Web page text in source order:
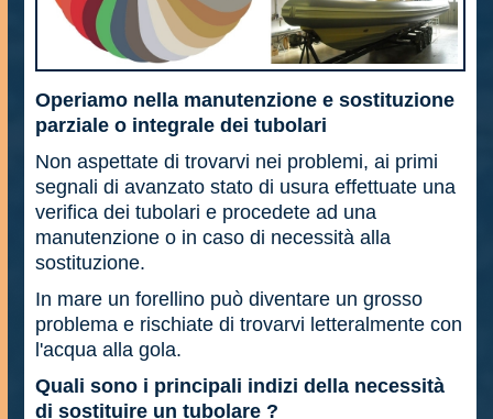
Operiamo nella manutenzione e sostituzione
parziale o integrale dei tubolari
Non aspettate di trovarvi nei problemi, ai primi
segnali di avanzato stato di usura effettuate una
verifica dei tubolari e procedete ad una
manutenzione o in caso di necessità alla
sostituzione.
In mare un forellino può diventare un grosso
problema e rischiate di trovarvi letteralmente con
l'acqua alla gola.
Quali sono i principali indizi della necessità
di sostituire un tubolare ?